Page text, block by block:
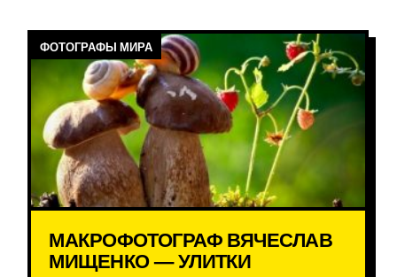
ФОТОГРАФЫ МИРА
МАКРОФОТОГРАФ ВЯЧЕСЛАВ
МИЩЕНКО — УЛИТКИ